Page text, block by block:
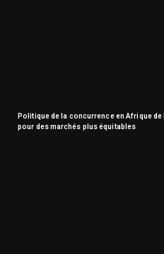
Politique de la concurrence en Afrique
pour des marchés plus équitables